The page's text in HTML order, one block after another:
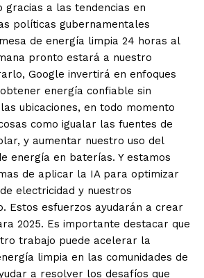
gracias a las tendencias en
políticas gubernamentales
de energía limpia 24 horas al
pronto estará a nuestro
Google invertirá en enfoques
energía confiable sin
ubicaciones, en todo momento
como igualar las fuentes de
y aumentar nuestro uso del
energía en baterías. Y estamos
de aplicar la IA para optimizar
electricidad y nuestros
Estos esfuerzos ayudarán a crear
2025. Es importante destacar que
trabajo puede acelerar la
limpia en las comunidades de
a resolver los desafíos que